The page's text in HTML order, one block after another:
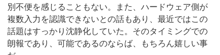
別不便を感じることもない。また、ハードウェア側が
複数入力を認識できないとの話もあり、最近ではこの
話題はすっかり沈静化していた。そのタイミングでの
朗報であり、可能であるのならば、もちろん嬉しい事